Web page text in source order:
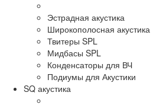
Эстрадная акустика
Широкополосная акустика
Твитеры SPL
Мидбасы SPL
Конденсаторы для ВЧ
Подиумы для Акустики
SQ акустика